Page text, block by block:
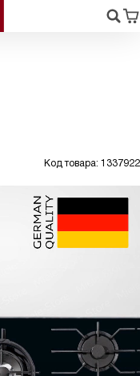
Код товара: 1337922